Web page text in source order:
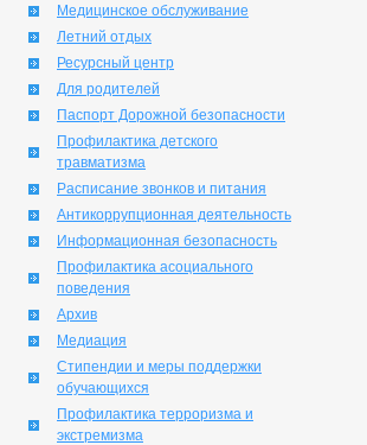
Медицинское обслуживание
Летний отдых
Ресурсный центр
Для родителей
Паспорт Дорожной безопасности
Профилактика детского
травматизма
Расписание звонков и питания
Антикоррупционная деятельность
Информационная безопасность
Профилактика асоциального
поведения
Архив
Медиация
Стипендии и меры поддержки
обучающихся
Профилактика терроризма и
экстремизма